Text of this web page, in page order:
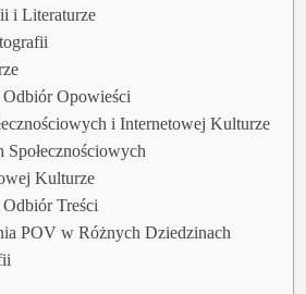
i Literaturze
Opowieści
i Internetowej Kulturze
Kulturze
Treści
POV w Różnych Dziedzinach